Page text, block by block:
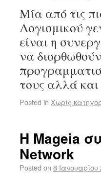
Μία από τις
Λογισμικού
είναι η
να
τους αλλά
Posted in Χωρίς
Η Mageia
Network
Posted on 8 Ιανουαρίου